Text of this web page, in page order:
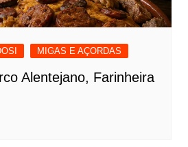
MIGAS E AÇORDAS
Alentejano, Farinheira